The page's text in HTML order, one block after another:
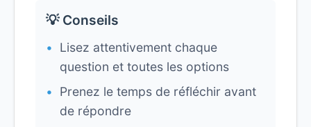
💡 Conseils
Lisez attentivement chaque
question et toutes les options
Prenez le temps de réfléchir avant
de répondre